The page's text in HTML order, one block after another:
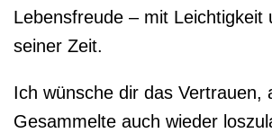
Lebensfreude – mit Leichtigkeit
seiner Zeit.
Ich wünsche dir das Vertrauen,
Gesammelte auch wieder